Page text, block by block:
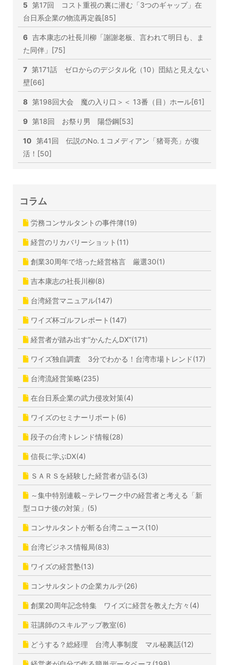
5 第17回 コスト重視の裏に潜む「3つのギャップ」在
台日系企業の物流再定義[85]
6 吉本康志の社長川柳「謝謝老板、言われて明日も、ま
た同伴」[75]
7 第171話 ゼロからのデジタル化（10）団結と見えない
壁[66]
8 第198回大会 魔の入り口＞＜ 13番（目）ホール[61]
9 第18回 お祭り男 陽岱鋼[53]
10 第41回 伝説のNo.１コメディアン「猪哥亮」が復
活！[50]
コラム
労務コンサルタントの事件簿(19)
経営のリカバリーショット(11)
創業30周年で培った経営格言 厳選30(1)
吉本康志の社長川柳(8)
台湾経営マニュアル(147)
ワイズ杯ゴルフレポート(147)
経営者が踏み出す”かんたんDX”(171)
ワイズ独自調査 3分でわかる！台湾市場トレンド(17)
台湾流経営策略(235)
在台日系企業の武力侵攻対策(4)
ワイズのセミナーリポート(6)
段子の台湾トレンド情報(28)
信長に学ぶDX(4)
ＳＡＲＳを経験した経営者が語る(3)
～集中特別連載～テレワーク中の経営者と考える「新
型コロナ後の対策」(5)
コンサルタントが斬る台湾ニュース(10)
台湾ビジネス情報局(83)
ワイズの経営塾(13)
コンサルタントの企業カルテ(26)
創業20周年記念特集 ワイズに経営を教えた方々(4)
荘講師のスキルアップ教室(6)
どうする？総経理 台湾人事制度 マル秘裏話(12)